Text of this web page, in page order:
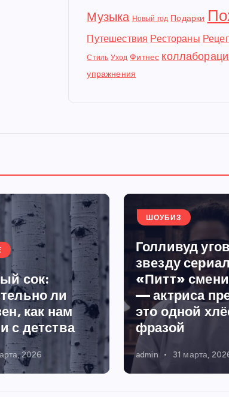
Музыка Новый год Подарки
Путешествия Рестораны
Стиль Уход Фитнес
упражнения
сок:
ли
как нам
с детства
2026
ШОУБИЗ
Голливуд
звезду
«Питт»
— актриса
это одной
фразой
admin 31 марта,